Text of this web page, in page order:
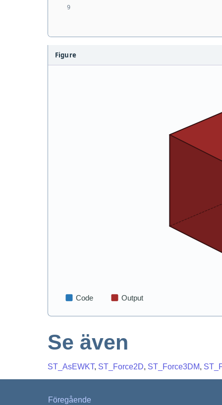
Figure
Se även
ST_AsEWKT, ST_Force2D, ST_Force3DM,
Föregående